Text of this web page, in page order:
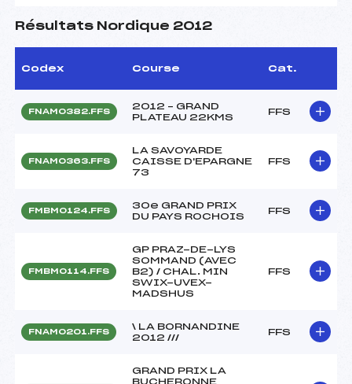
Résultats Nordique 2012
Codex Course Cat.
FNAM0382.FFS
2012 – GRAND
PLATEAU 22KMS
FFS
FNAM0363.FFS
LA SAVOYARDE
CAISSE D'EPARGNE
73
FFS
FMBM0124.FFS
30e GRAND PRIX
DU PAYS ROCHOIS
FFS
FMBM0114.FFS
GP PRAZ-DE-LYS
SOMMAND (AVEC
B2) / CHAL. MIN
SWIX-UVEX-
MADSHUS
FFS
FNAM0201.FFS
\ LA BORNANDINE
2012 ///
FFS
GRAND PRIX LA
BUCHERONNE